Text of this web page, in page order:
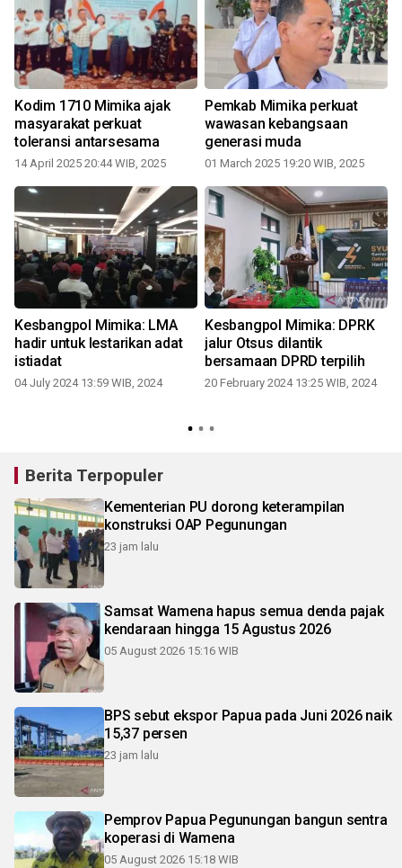
Kodim 1710 Mimika ajak
masyarakat perkuat
toleransi antarsesama
14 April 2025 20:44 WIB, 2025
Pemkab Mimika perkuat
wawasan kebangsaan
generasi muda
01 March 2025 19:20 WIB, 2025
Kesbangpol Mimika: LMA
hadir untuk lestarikan adat
istiadat
04 July 2024 13:59 WIB, 2024
Kesbangpol Mimika: DPRK
jalur Otsus dilantik
bersamaan DPRD terpilih
20 February 2024 13:25 WIB, 2024
Berita Terpopuler
Kementerian PU dorong keterampilan
konstruksi OAP Pegunungan
23 jam lalu
Samsat Wamena hapus semua denda pajak
kendaraan hingga 15 Agustus 2026
05 August 2026 15:16 WIB
BPS sebut ekspor Papua pada Juni 2026 naik
15,37 persen
23 jam lalu
Pemprov Papua Pegunungan bangun sentra
koperasi di Wamena
05 August 2026 15:18 WIB